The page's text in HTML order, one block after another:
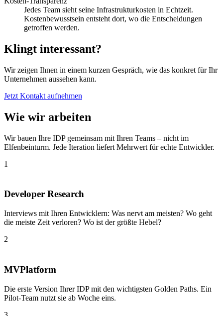
Jedes Team sieht seine Infrastrukturkosten in Echtzeit.
Kostenbewusstsein entsteht dort, wo die Entscheidungen
getroffen werden.
Klingt interessant?
Wir zeigen Ihnen in einem kurzen Gespräch, wie das konkret für Ihr
Unternehmen aussehen kann.
Jetzt Kontakt aufnehmen
Wie wir arbeiten
Wir bauen Ihre IDP gemeinsam mit Ihren Teams – nicht im
Elfenbeinturm. Jede Iteration liefert Mehrwert für echte Entwickler.
1
Developer Research
Interviews mit Ihren Entwicklern: Was nervt am meisten? Wo geht
die meiste Zeit verloren? Wo ist der größte Hebel?
2
MVPlatform
Die erste Version Ihrer IDP mit den wichtigsten Golden Paths. Ein
Pilot-Team nutzt sie ab Woche eins.